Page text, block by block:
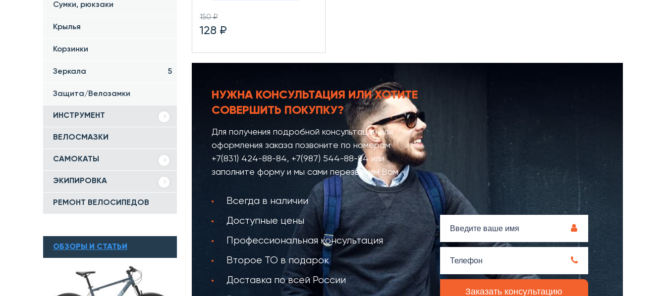
Сумки, рюкзаки
Крылья
Корзинки
Зеркала 5
Защита/Велозамки
ИНСТРУМЕНТ
ВЕЛОСМАЗКИ
САМОКАТЫ
ЭКИПИРОВКА
РЕМОНТ ВЕЛОСИПЕДОВ
ОБЗОРЫ И СТАТЬИ
150 ₽
128 ₽
НУЖНА КОНСУЛЬТАЦИЯ
ИЛИ ХОТИТЕ
СОВЕРШИТЬ ПОКУПКУ?
Для получения подробной консультации или
оформления заказа позвоните по номерам
+7(831) 424-88-84, +7(987) 544-88-84 или
заполните форму и мы сами перезвоним Вам
Всегда в наличии
Доступные цены
Профессиональная консультация
Второе ТО в подарок
Доставка по всей России